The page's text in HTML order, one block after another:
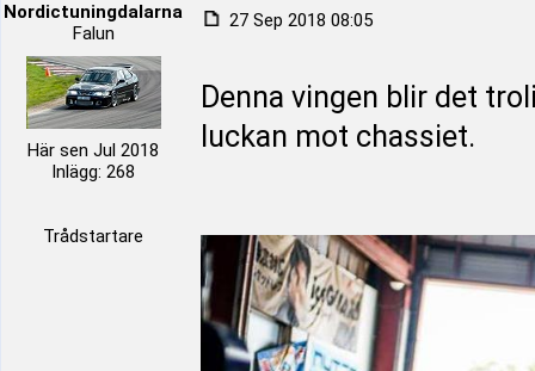
Nordictuningdalarna
Falun
Här sen Jul 2018
Inlägg: 268
Trådstartare
27 Sep 2018 08:05
Denna vingen blir det
luckan mot chassiet.